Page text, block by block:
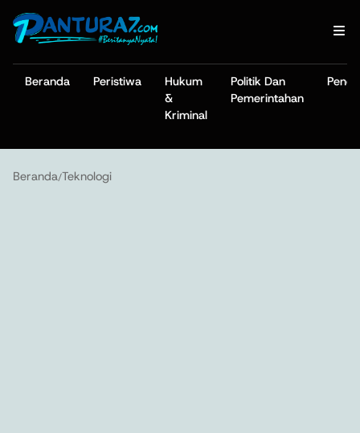
Beranda Peristiwa
Hukum
&
Kriminal
Politik Dan
Pemerintahan
Beranda/Teknologi